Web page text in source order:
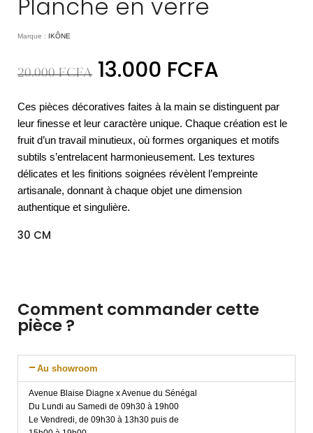
Planche en verre
Marque : IKÔNE
20.000FCFA 13.000 FCFA
Ces pièces décoratives faites à la main se distinguent par
leur finesse et leur caractère unique. Chaque création est le
fruit d’un travail minutieux, où formes organiques et motifs
subtils s’entrelacent harmonieusement. Les textures
délicates et les finitions soignées révèlent l’empreinte
artisanale, donnant à chaque objet une dimension
authentique et singulière.
30 CM
Comment commander cette
pièce ?
Au showroom
Avenue Blaise Diagne x Avenue du Sénégal
Du Lundi au Samedi de 09h30 à 19h00
Le Vendredi, de 09h30 à 13h30 puis de